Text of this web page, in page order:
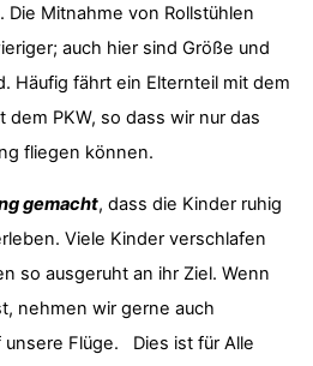
Mitnahme von Rollstühlen
auch hier sind Größe und
Häufig fährt ein Elternteil mit dem
dem PKW, so dass wir nur das
fliegen können.
gemacht, dass die Kinder ruhig
Viele Kinder verschlafen
so ausgeruht an ihr Ziel. Wenn
nehmen wir gerne auch
Flüge. Dies ist für Alle